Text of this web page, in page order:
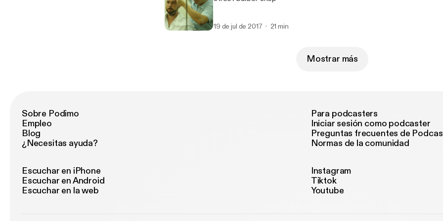
19 de jul de 2017 21 min
Mostrar más
Sobre Podimo
Empleo
Blog
¿Necesitas ayuda?
Para podcasters
Iniciar sesión como podcaster
Preguntas frecuentes de
Normas de la comunidad
Escuchar en iPhone
Escuchar en Android
Escuchar en la web
Instagram
Tiktok
Youtube